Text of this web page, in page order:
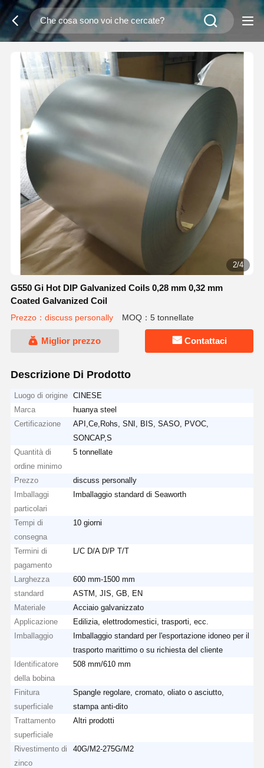
2/4
G550 Gi Hot DIP Galvanized Coils 0,28 mm 0,32 mm
Coated Galvanized Coil
Prezzo：discuss personally MOQ：5 tonnellate
Miglior prezzo Contattaci
Descrizione Di Prodotto
Luogo di origine
CINESE
Marca
huanya steel
Certificazione
API,Ce,Rohs, SNI, BIS, SASO, PVOC,
SONCAP,S
Quantità di
ordine minimo
5 tonnellate
Prezzo
discuss personally
Imballaggi
particolari
Imballaggio standard di Seaworth
Tempi di
consegna
10 giorni
Termini di
pagamento
L/C D/A D/P T/T
Larghezza
600 mm-1500 mm
standard
ASTM, JIS, GB, EN
Materiale
Acciaio galvanizzato
Applicazione
Edilizia, elettrodomestici, trasporti, ecc.
Imballaggio
Imballaggio standard per l'esportazione idoneo per il
trasporto marittimo o su richiesta del cliente
Identificatore
della bobina
508 mm/610 mm
Finitura
superficiale
Spangle regolare, cromato, oliato o asciutto,
stampa anti-dito
Trattamento
superficiale
Altri prodotti
Rivestimento di
zinco
40G/M2-275G/M2